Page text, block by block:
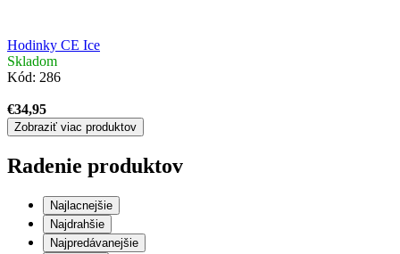
Hodinky CE Ice
Skladom
Kód: 286
€34,95
Zobraziť viac produktov
Radenie produktov
Najlacnejšie
Najdrahšie
Najpredávanejšie